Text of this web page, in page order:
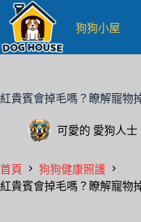
至
主
容
狗狗小屋
紅貴賓會掉毛嗎？瞭解寵物
可愛的 愛狗人士
首頁
狗狗健康照護
紅貴賓會掉毛嗎？瞭解寵物